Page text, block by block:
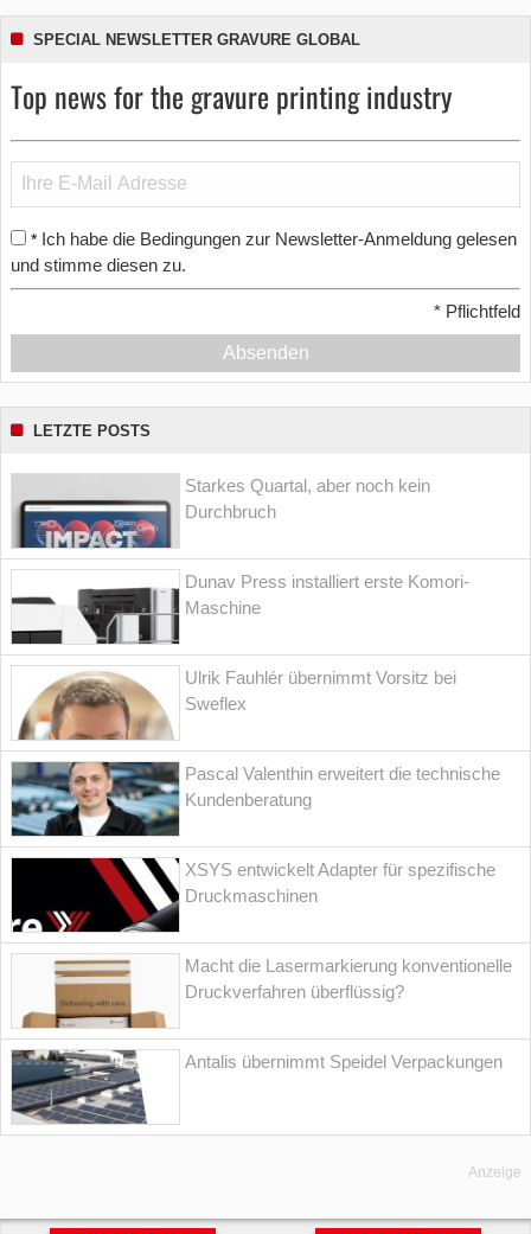
SPECIAL NEWSLETTER GRAVURE GLOBAL
Top news for the gravure printing industry
* Ich habe die Bedingungen zur Newsletter-Anmeldung gelesen
und stimme diesen zu.
* Pflichtfeld
Absenden
LETZTE POSTS
Starkes Quartal, aber noch kein
Durchbruch
Dunav Press installiert erste Komori-
Maschine
Ulrik Fauhlér übernimmt Vorsitz bei
Sweflex
Pascal Valenthin erweitert die technische
Kundenberatung
XSYS entwickelt Adapter für spezifische
Druckmaschinen
Macht die Lasermarkierung konventionelle
Druckverfahren überflüssig?
Antalis übernimmt Speidel Verpackungen
Anzeige